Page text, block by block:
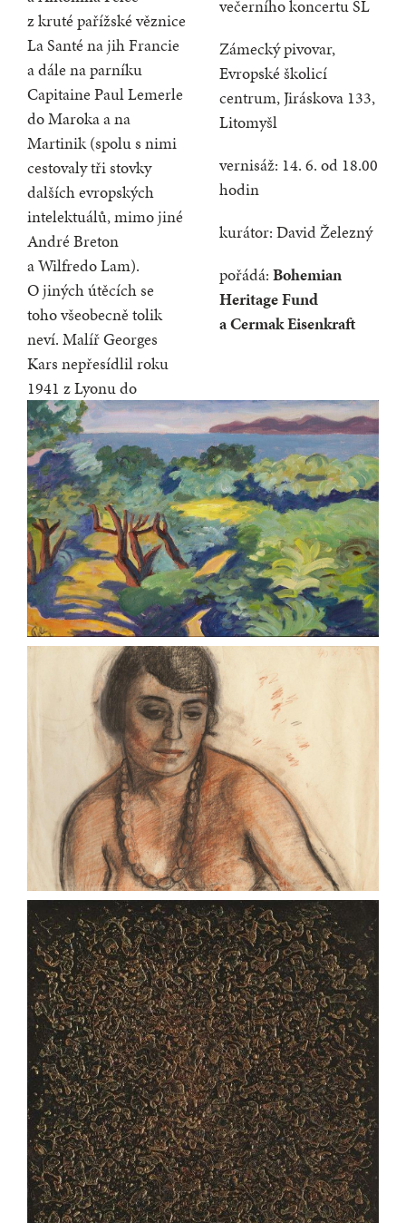
z kruté pařížské věznice
La Santé na jih Francie
a dále na parníku
Capitaine Paul Lemerle
do Maroka a na
Martinik (spolu s nimi
cestovaly tři stovky
dalších evropských
intelektuálů, mimo jiné
André Breton
a Wilfredo Lam).
O jiných útěcích se
toho všeobecně tolik
neví. Malíř Georges
Kars nepřesídlil roku
1941 z Lyonu do
večerního koncertu SL
Zámecký pivovar,
Evropské školicí
centrum, Jiráskova 133,
Litomyšl
vernisáž: 14. 6. od 18.00
hodin
kurátor: David Železný
pořádá: Bohemian
Heritage Fund
a Cermak Eisenkraft